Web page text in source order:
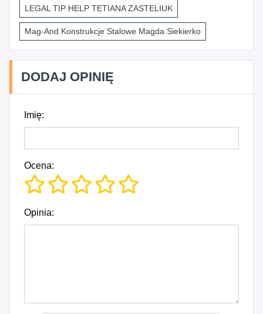
LEGAL TIP HELP TETIANA ZASTELIUK
Mag-And Konstrukcje Stalowe Magda Siekierko
DODAJ OPINIĘ
Imię:
Ocena:
Opinia: